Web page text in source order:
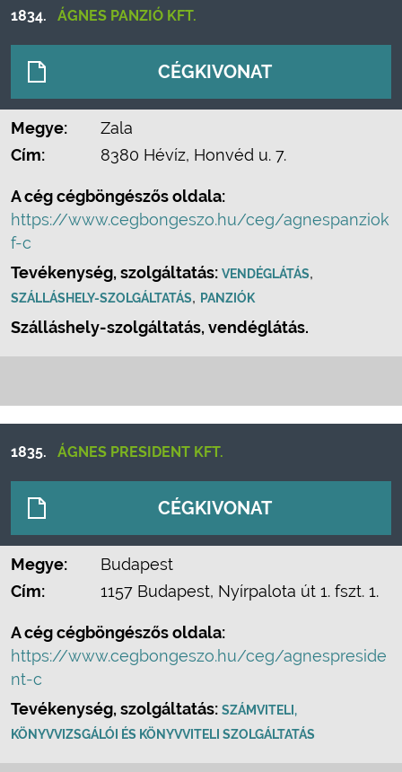
1834. ÁGNES PANZIÓ KFT.
CÉGKIVONAT
Megye:
Zala
Cím:
8380 Hévíz, Honvéd u. 7.
A cég cégböngészős oldala:
https://www.cegbongeszo.hu/ceg/agnespanziok
f-c
Tevékenység, szolgáltatás: VENDÉGLÁTÁS,
SZÁLLÁSHELY-SZOLGÁLTATÁS, PANZIÓK
Szálláshely-szolgáltatás, vendéglátás.
1835. ÁGNES PRESIDENT KFT.
CÉGKIVONAT
Megye:
Budapest
Cím:
1157 Budapest, Nyírpalota út 1. fszt. 1.
A cég cégböngészős oldala:
https://www.cegbongeszo.hu/ceg/agnespreside
nt-c
Tevékenység, szolgáltatás: SZÁMVITELI,
KÖNYVVIZSGÁLÓI ÉS KÖNYVVITELI SZOLGÁLTATÁS